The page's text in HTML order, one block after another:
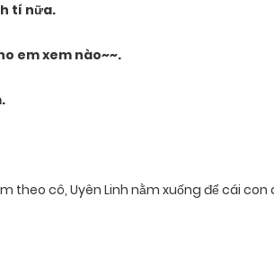
tí nữa.
em xem nào~~.
theo cô, Uyên Linh nằm xuống để cái